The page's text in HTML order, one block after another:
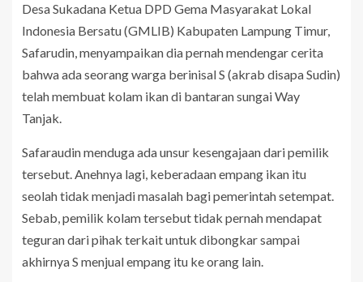
Desa Sukadana Ketua DPD Gema Masyarakat Lokal
Indonesia Bersatu (GMLIB) Kabupaten Lampung Timur,
Safarudin, menyampaikan dia pernah mendengar cerita
bahwa ada seorang warga berinisal S (akrab disapa Sudin)
telah membuat kolam ikan di bantaran sungai Way
Tanjak.
Safaraudin menduga ada unsur kesengajaan dari pemilik
tersebut. Anehnya lagi, keberadaan empang ikan itu
seolah tidak menjadi masalah bagi pemerintah setempat.
Sebab, pemilik kolam tersebut tidak pernah mendapat
teguran dari pihak terkait untuk dibongkar sampai
akhirnya S menjual empang itu ke orang lain.